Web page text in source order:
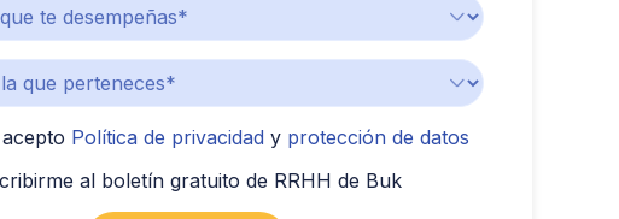
Política de privacidad y protección de datos
al boletín gratuito de RRHH de Buk